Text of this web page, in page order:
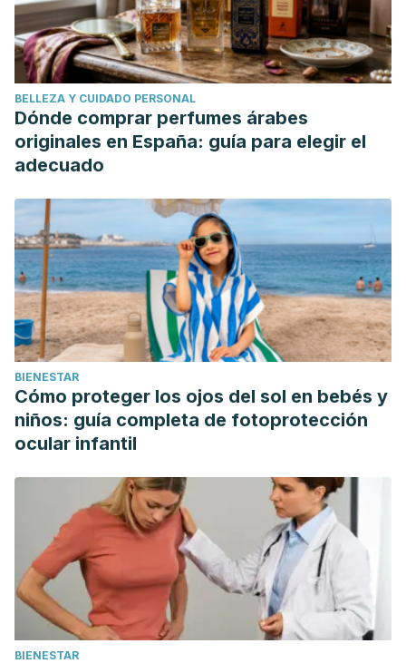
BELLEZA Y CUIDADO PERSONAL
Dónde comprar perfumes árabes
originales en España: guía para elegir el
adecuado
BIENESTAR
Cómo proteger los ojos del sol en bebés y
niños: guía completa de fotoprotección
ocular infantil
BIENESTAR